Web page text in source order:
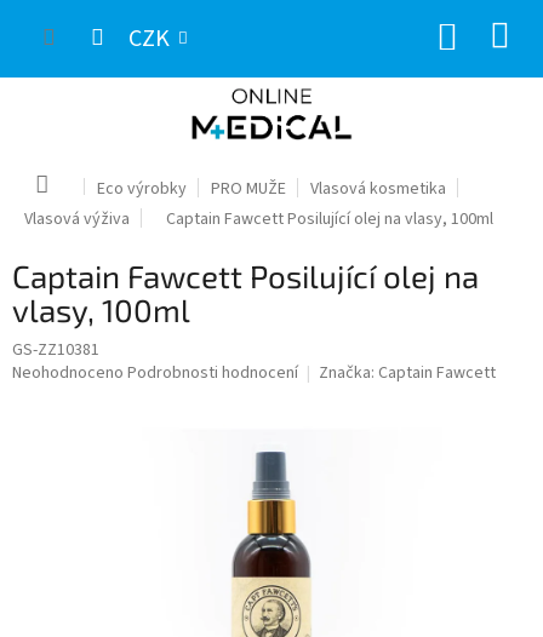
CZK
Domů Eco výrobky PRO MUŽE
Vlasová kosmetika
Vlasová výživa
Captain Fawcett Posilující olej na vlasy, 100ml
Captain Fawcett Posilující olej na
vlasy, 100ml
GS-ZZ10381
Průměrné
Neohodnoceno Podrobnosti hodnocení Značka: Captain Fawcett